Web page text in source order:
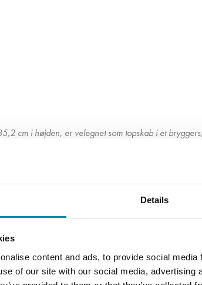
Details
content and ads, to provide social
of our site with our social media,
cm i højden, er velegnet som topskab i et
af småting, vaskemidler, kolonialvarer og
kan helt selv bestemme, hvilket greb du vil montere
Hos Kitchn får du professionel rådgivning